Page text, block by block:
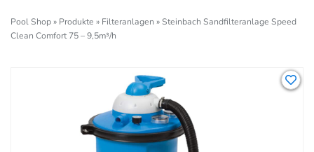
Pool Shop» Produkte » Filteranlagen »Steinbach Sandfilteranlage Speed
Clean Comfort 75 – 9,5m³/h